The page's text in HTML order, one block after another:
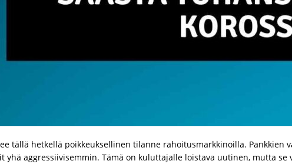
tällä hetkellä poikkeuksellinen tilanne rahoitusmarkkinoilla.
yhä aggressiivisemmin. Tämä on kuluttajalle loistava uutinen, mutta se